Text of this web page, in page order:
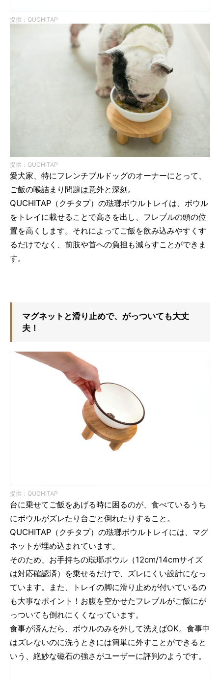
提供：QUCHITAP
提供：QUCHITAP
愛犬家、特にフレンチブルドッグのオーナーにとって、
ご飯の喉詰まり問題は意外と深刻。
QUCHITAP（クチタプ）の琺瑯ボウルトレイは、ボウル
をトレイに載せることで高さを出し、フレブルの頭の位
置を高くします。それによってご飯を飲み込みやすくす
るだけでなく、前肢や首への負担も減らすことができま
す。
マグネットと滑り止めで、がっついても大丈
夫！
提供：QUCHITAP
台に乗せてご飯をあげる時に困るのが、食べているうち
にボウルがズレたり台ごと倒れたりすること。
QUCHITAP（クチタプ）の琺瑯ボウルトレイには、マグ
ネットが埋め込まれています。
そのため、お手持ちの琺瑯ボウル（12cm/14cmサイズ
は対応確認済）を乗せるだけで、ズレにくい設計になっ
ています。また、トレイの脚に滑り止めが付いているの
も大事なポイント！お腹を空かせたフレブルがご飯にが
っついても倒れにくくなっています。
食事が済んだら、ボウルのみを外して洗えばOK。食事中
はズレないのに洗うときには簡単に外すことができると
いう、絶妙な磁石の強さがユーザーに評判のようです。